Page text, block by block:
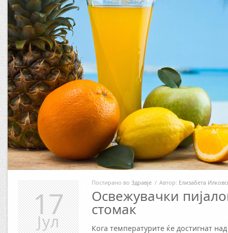
Постирано во Здравје / Автор: Елизабета
Освежувачки
стомак
Кога температурите ќе достигнат
17
Јул